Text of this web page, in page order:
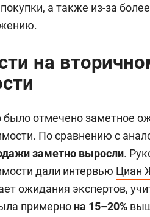
а также из-за
на
было отмечено заметное
По сравнению с
заметно выросли.
дали интервью Циан
ожидания экспертов,
примерно на 15–20%